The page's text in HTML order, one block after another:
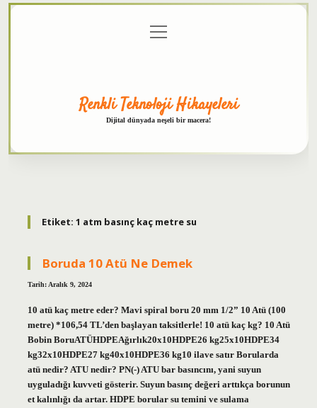
menüyü
aç
Renkli Teknoloji Hikayeleri
Dijital dünyada neşeli bir macera!
Etiket: 1 atm basınç kaç metre su
Boruda 10 Atü Ne Demek
Tarih: Aralık 9, 2024
10 atü kaç metre eder? Mavi spiral boru 20 mm 1/2” 10 Atü (100
metre) *106,54 TL’den başlayan taksitlerle! 10 atü kaç kg? 10 Atü
Bobin BoruATÜHDPEAğırlık20x10HDPE26 kg25x10HDPE34
kg32x10HDPE27 kg40x10HDPE36 kg10 ilave satır Borularda
atü nedir? ATU nedir? PN(-) ATU bar basıncını, yani suyun
uyguladığı kuvveti gösterir. Suyun basınç değeri arttıkça borunun
et kalınlığı da artar. HDPE borular su temini ve sulama